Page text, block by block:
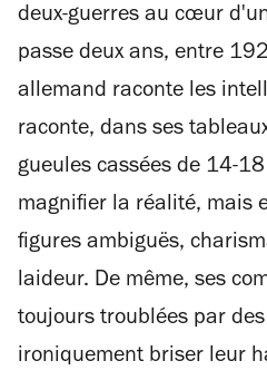
deux-guerres au cœur
passe deux ans, entre
allemand raconte les
raconte, dans ses
gueules cassées de 14-
magnifier la réalité, mais
figures ambiguës,
laideur. De même, ses
toujours troublées par
ironiquement briser leur